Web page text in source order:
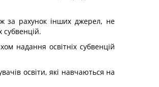
за рахунок інших джерел, не
субвенцій.
надання освітніх субвенцій
освіти, які навчаються на